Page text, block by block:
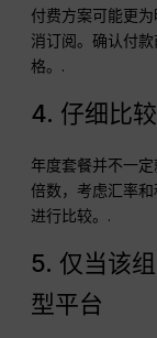
付费方案可能更
消订阅。确认付
格。.
4. 仔细比
年度套餐并不一
倍数，考虑汇率
进行比较。.
5. 仅当该
型平台